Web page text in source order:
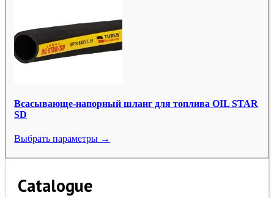
Всасывающе-напорный шланг для топлива OIL STAR
SD
Выбрать параметры →
Catalogue